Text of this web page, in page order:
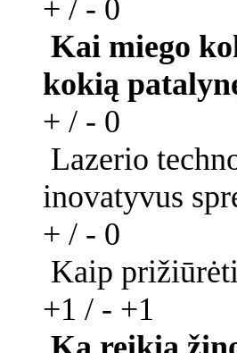
+ / - 0
Kai miego
kokią
+ / - 0
Lazerio
inovatyvus
+ / - 0
Kaip prižiūrėti
+1 / - +1